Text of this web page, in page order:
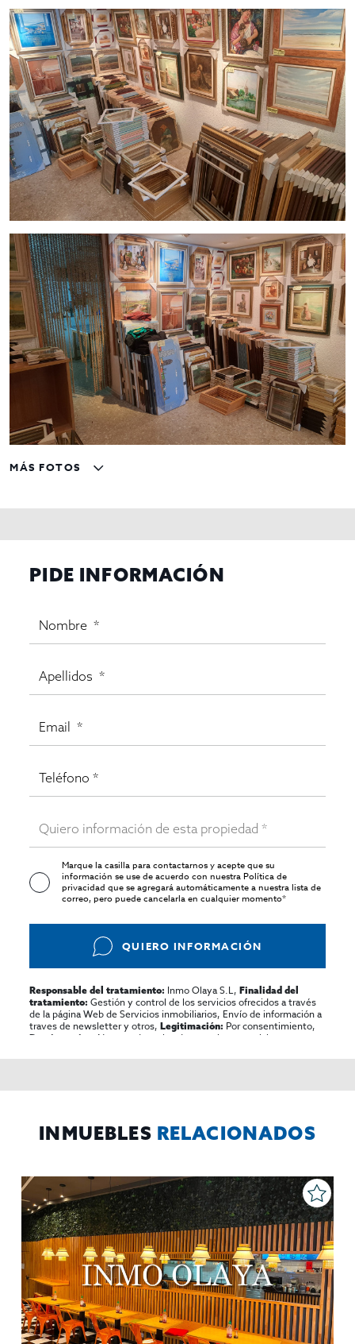
MÁS FOTOS
PIDE INFORMACIÓN
Marque la casilla para contactarnos y acepte que su
información se use de acuerdo con nuestraPolítica de
privacidadque se agregará automáticamente a nuestra lista de
correo, pero puede cancelarla en cualquier momento*
QUIERO INFORMACIÓN
Responsable del tratamiento: Inmo Olaya S.L,Finalidad del
tratamiento: Gestión y control de los servicios ofrecidos a través
de la página Web de Servicios inmobiliarios, Envío de información a
traves de newsletter y otros,Legitimación: Por consentimiento,
Destinatarios:
No se cederan los datos, salvo para elaborar
rectificar y suprimir los datos, solicitar la portabilidad de los
INMUEBLES RELACIONADOS